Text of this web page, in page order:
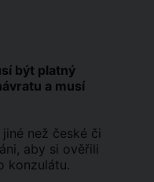
být platný
a musí
než české či
aby si ověřili
konzulátu.